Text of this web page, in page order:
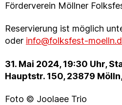
Förderverein Möllner
Reservierung ist möglich
oder info@folksfest-
31. Mai 2024, 19:30 Uhr,
Hauptstr. 150, 23879
Foto © Joolaee Trio